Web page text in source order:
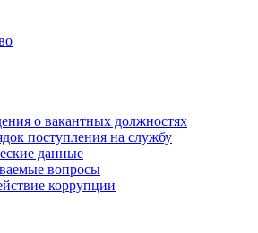
о вакантных должностях
поступления на службу
данные
вопросы
коррупции